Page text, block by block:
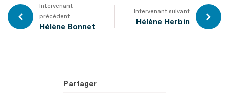
Intervenant
précédent
Hélène Bonnet
Intervenant suivant
Hélène Herbin
Partager